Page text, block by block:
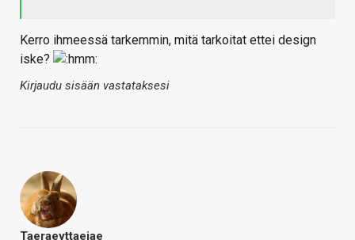
Kerro ihmeessä tarkemmin, mitä tarkoitat ettei design
iske?
Kirjaudu sisään vastataksesi
Taeraeyttaejae